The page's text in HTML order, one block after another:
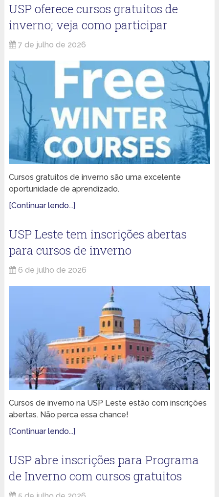
USP oferece cursos gratuitos de
inverno; veja como participar
7 de julho de 2026
Cursos gratuitos de inverno são uma excelente
oportunidade de aprendizado.
[Continuar lendo...]
USP Leste tem inscrições abertas
para cursos de inverno
6 de julho de 2026
Cursos de inverno na USP Leste estão com inscrições
abertas. Não perca essa chance!
[Continuar lendo...]
USP abre inscrições para Programa
de Inverno com cursos gratuitos